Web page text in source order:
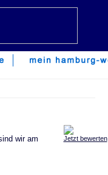
Jetzt bewerten
wir am